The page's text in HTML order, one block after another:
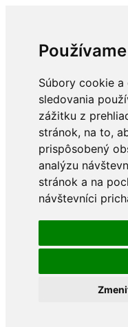
Súbory cookie
sledovania
zážitku z
stránok, na to,
prispôsobený
analýzu
stránok a na
návštevníci